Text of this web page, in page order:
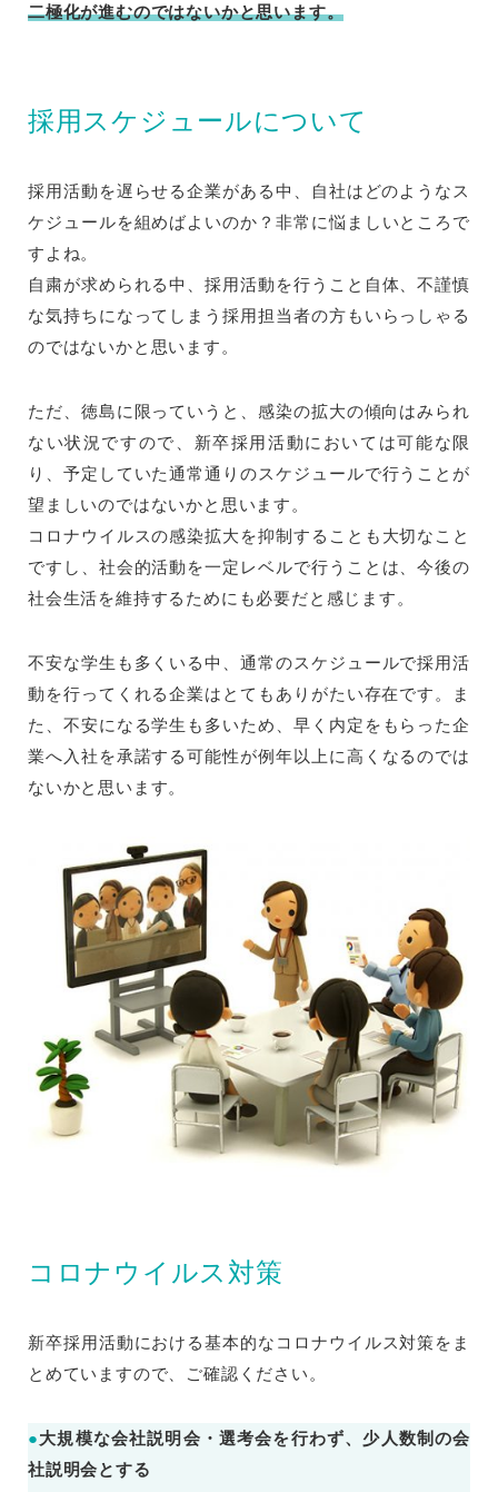
二極化が進むのではないかと思います。
採用スケジュールについて
採用活動を遅らせる企業がある中、自社はどのようなス
ケジュールを組めばよいのか？非常に悩ましいところで
すよね。
自粛が求められる中、採用活動を行うこと自体、不謹慎
な気持ちになってしまう採用担当者の方もいらっしゃる
のではないかと思います。
ただ、徳島に限っていうと、感染の拡大の傾向はみられ
ない状況ですので、新卒採用活動においては可能な限
り、予定していた通常通りのスケジュールで行うことが
望ましいのではないかと思います。
コロナウイルスの感染拡大を抑制することも大切なこと
ですし、社会的活動を一定レベルで行うことは、今後の
社会生活を維持するためにも必要だと感じます。
不安な学生も多くいる中、通常のスケジュールで採用活
動を行ってくれる企業はとてもありがたい存在です。ま
た、不安になる学生も多いため、早く内定をもらった企
業へ入社を承諾する可能性が例年以上に高くなるのでは
ないかと思います。
コロナウイルス対策
新卒採用活動における基本的なコロナウイルス対策をま
とめていますので、ご確認ください。
●大規模な会社説明会・選考会を行わず、少人数制の会
社説明会とする